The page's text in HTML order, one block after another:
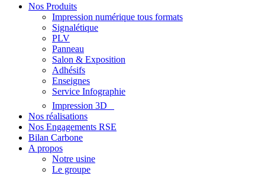
Nos Produits
Impression numérique tous formats
Signalétique
PLV
Panneau
Salon & Exposition
Adhésifs
Enseignes
Service Infographie
Impression 3D
Nos réalisations
Nos Engagements RSE
Bilan Carbone
A propos
Notre usine
Le groupe